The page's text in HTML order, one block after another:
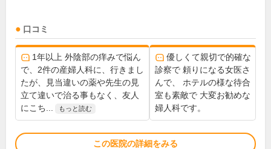
口コミ
1年以上 外陰部の痒みで悩ん
で、2件の産婦人科に、行きまし
たが、見当違いの薬や先生の見
立て違いで治る事もなく、友人
にこち...
もっと読む
優しくて親切で的確な
診察で 頼りになる女医さ
んで、 ホテルの様な待合
室も素敵で 大変お勧めな
婦人科です。
この医院の詳細をみる